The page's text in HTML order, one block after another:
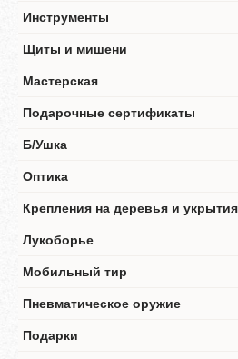
Инструменты
Щиты и мишени
Мастерская
Подарочные сертификаты
Б/Ушка
Оптика
Крепления на деревья и укрытия
Лукоборье
Мобильный тир
Пневматическое оружие
Подарки